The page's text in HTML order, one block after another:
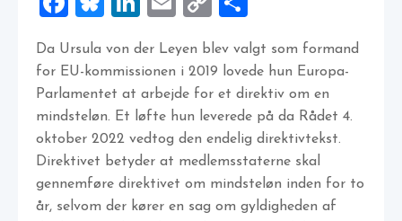
Da Ursula von der Leyen blev valgt som formand
for EU-kommissionen i 2019 lovede hun Europa-
Parlamentet at arbejde for et direktiv om en
mindsteløn. Et løfte hun leverede på da Rådet 4.
oktober 2022 vedtog den endelig direktivtekst.
Direktivet betyder at medlemsstaterne skal
gennemføre direktivet om mindsteløn inden for to
år, selvom der kører en sag om gyldigheden af